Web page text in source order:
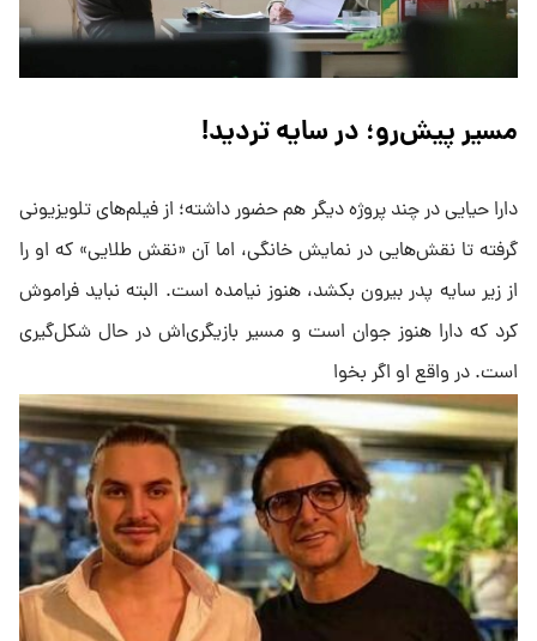
مسیر پیش‌رو؛ در سایه تردید!
دارا حیایی در چند پروژه دیگر هم حضور داشته؛ از فیلم‌های تلویزیونی
گرفته تا نقش‌هایی در نمایش خانگی، اما آن «نقش طلایی» که او را
از زیر سایه پدر بیرون بکشد، هنوز نیامده است. البته نباید فراموش
کرد که دارا هنوز جوان است و مسیر بازیگری‌اش در حال شکل‌گیری
است. در واقع او اگر بخوا